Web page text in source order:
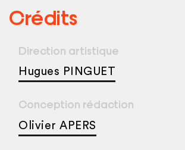
Crédits
Direction artistique
Hugues PINGUET
Conception rédaction
Olivier APERS